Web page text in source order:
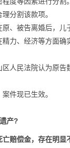
分割该款项。
、被告离婚后，
力、经济等方面
人民法院认为原
件现已生效。
产?
赔偿金，存在明显